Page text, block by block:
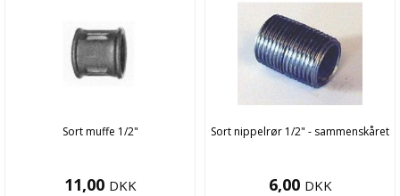
Sort muffe 1/2"
11,00 DKK
Sort nippelrør 1/2" - sammenskåret
6,00 DKK